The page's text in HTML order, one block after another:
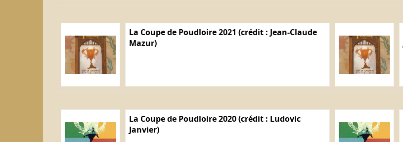
La Coupe de Poudloire 2021 (crédit : Jean-Claude
Mazur)
La Coupe de Poudloire 2020 (crédit : Ludovic
Janvier)